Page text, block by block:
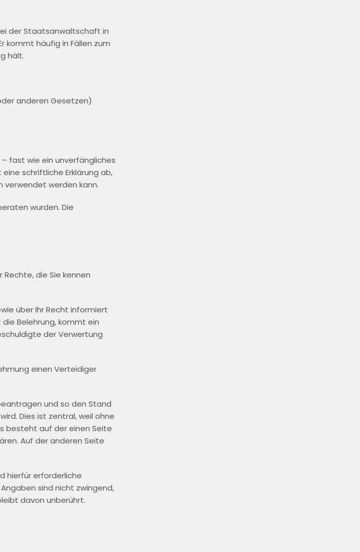
der Staatsanwaltschaft in
kommt häufig in Fällen zum
hält.
anderen Gesetzen)
fast wie ein unverfängliches
schriftliche Erklärung ab,
verwendet werden kann.
wurden. Die
die Sie kennen
über Ihr Recht informiert
Belehrung, kommt ein
der Verwertung
einen Verteidiger
und so den Stand
Dies ist zentral, weil ohne
besteht auf der einen Seite
Auf der anderen Seite
hierfür erforderliche
sind nicht zwingend,
davon unberührt.